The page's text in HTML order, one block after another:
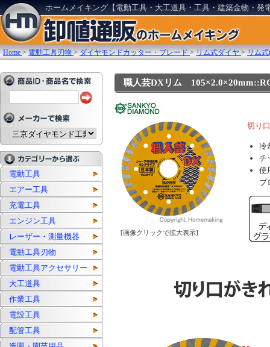
ホームメイキング【電動工具・大工道具・工具・建築金物・発
Home >電動工具刃物 >ダイヤモンドカッター・ブレード >リム式ダイヤ >リム式
電動工具
エアー工具
充電工具
エンジン工具
レーザー・測量機器
電動工具刃物
電動工具アクセサリー
大工道具
作業工具
電設工具
配管工具
職人芸DXリム
[画像クリックで拡大表示]
切り
冷
チ
使
ブ